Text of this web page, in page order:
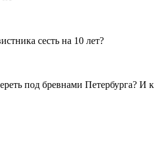
сесть на 10 лет?
под бревнами Петербурга? И